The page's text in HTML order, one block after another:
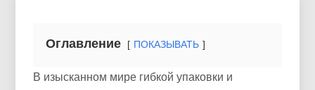
Оглавление ПОКАЗЫВАТЬ
В изысканном мире гибкой упаковки и